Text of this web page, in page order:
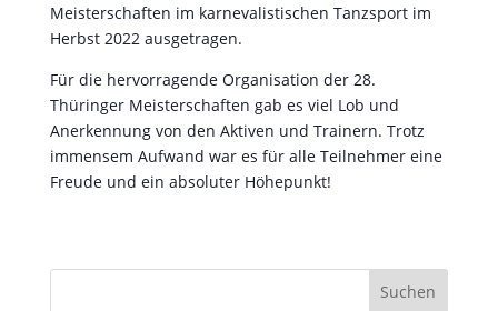
Meisterschaften im karnevalistischen Tanzsport im
Herbst 2022 ausgetragen.
Für die hervorragende Organisation der 28.
Thüringer Meisterschaften gab es viel Lob und
Anerkennung von den Aktiven und Trainern. Trotz
immensem Aufwand war es für alle Teilnehmer eine
Freude und ein absoluter Höhepunkt!
Suchen